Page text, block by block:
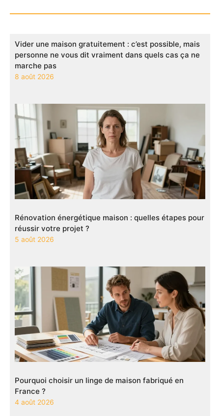
Vider une maison gratuitement : c’est possible, mais
personne ne vous dit vraiment dans quels cas ça ne
marche pas
8 août 2026
Rénovation énergétique maison : quelles étapes pour
réussir votre projet ?
5 août 2026
Pourquoi choisir un linge de maison fabriqué en
France ?
4 août 2026